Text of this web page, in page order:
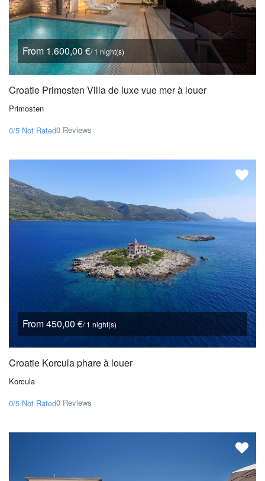
From 1.600,00 €/ 1 night(s)
Croatie Primosten Villa de luxe vue mer à louer
Primosten
0/5 Not Rated0 Reviews
From 450,00 €/ 1 night(s)
Croatie Korcula phare à louer
Korcula
0/5 Not Rated0 Reviews